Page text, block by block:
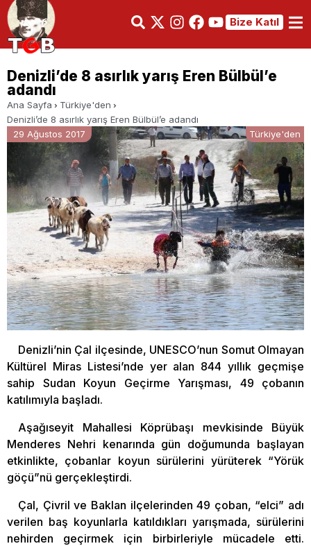
Bize Katıl
Denizli’de 8 asırlık yarış Eren Bülbül’e
adandı
Ana Sayfa
Türkiye'den
Denizli’de 8 asırlık yarış Eren Bülbül’e adandı
29 Ağustos 2017
Türkiye'den
Denizli’nin Çal ilçesinde, UNESCO’nun Somut Olmayan
Kültürel Miras Listesi’nde yer alan 844 yıllık geçmişe
sahip Sudan Koyun Geçirme Yarışması, 49 çobanın
katılımıyla başladı.
Aşağıseyit Mahallesi Köprübaşı mevkisinde Büyük
Menderes Nehri kenarında gün doğumunda başlayan
etkinlikte, çobanlar koyun sürülerini yürüterek “Yörük
göçü”nü gerçekleştirdi.
Çal, Çivril ve Baklan ilçelerinden 49 çoban, “elci” adı
verilen baş koyunlarla katıldıkları yarışmada, sürülerini
nehirden geçirmek için birbirleriyle mücadele etti.